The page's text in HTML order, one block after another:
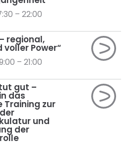
– 22:00
regional,
voller Power“
– 21:00
gut –
das
Training zur
und
der